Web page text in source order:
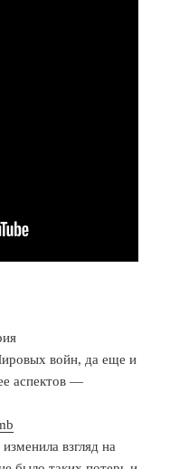
войн, да еще и
аспектов —
взгляд на